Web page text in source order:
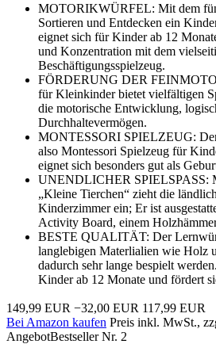
MOTORIKWÜRFEL: Mit dem
Sortieren und Entdecken ein
eignet sich für Kinder ab 12
und Konzentration mit dem
Beschäftigungsspielzeug.
FÖRDERUNG DER
für Kleinkinder bietet vielfältigen
die motorische Entwicklung,
Durchhaltevermögen.
MONTESSORI SPIELZEUG:
also Montessori Spielzeug für
eignet sich besonders gut als
UNENDLICHER SPIELSPASS:
„Kleine Tierchen“ zieht die
Kinderzimmer ein; Er ist
Activity Board, einem
BESTE QUALITÄT: Der
langlebigen Materlialien wie Holz
dadurch sehr lange bespielt
Kinder ab 12 Monate und fördert
149,99 EUR −32,00 EUR 117,99 EUR
Bei Amazon kaufen Preis inkl. MwSt.,
AngebotBestseller Nr. 2